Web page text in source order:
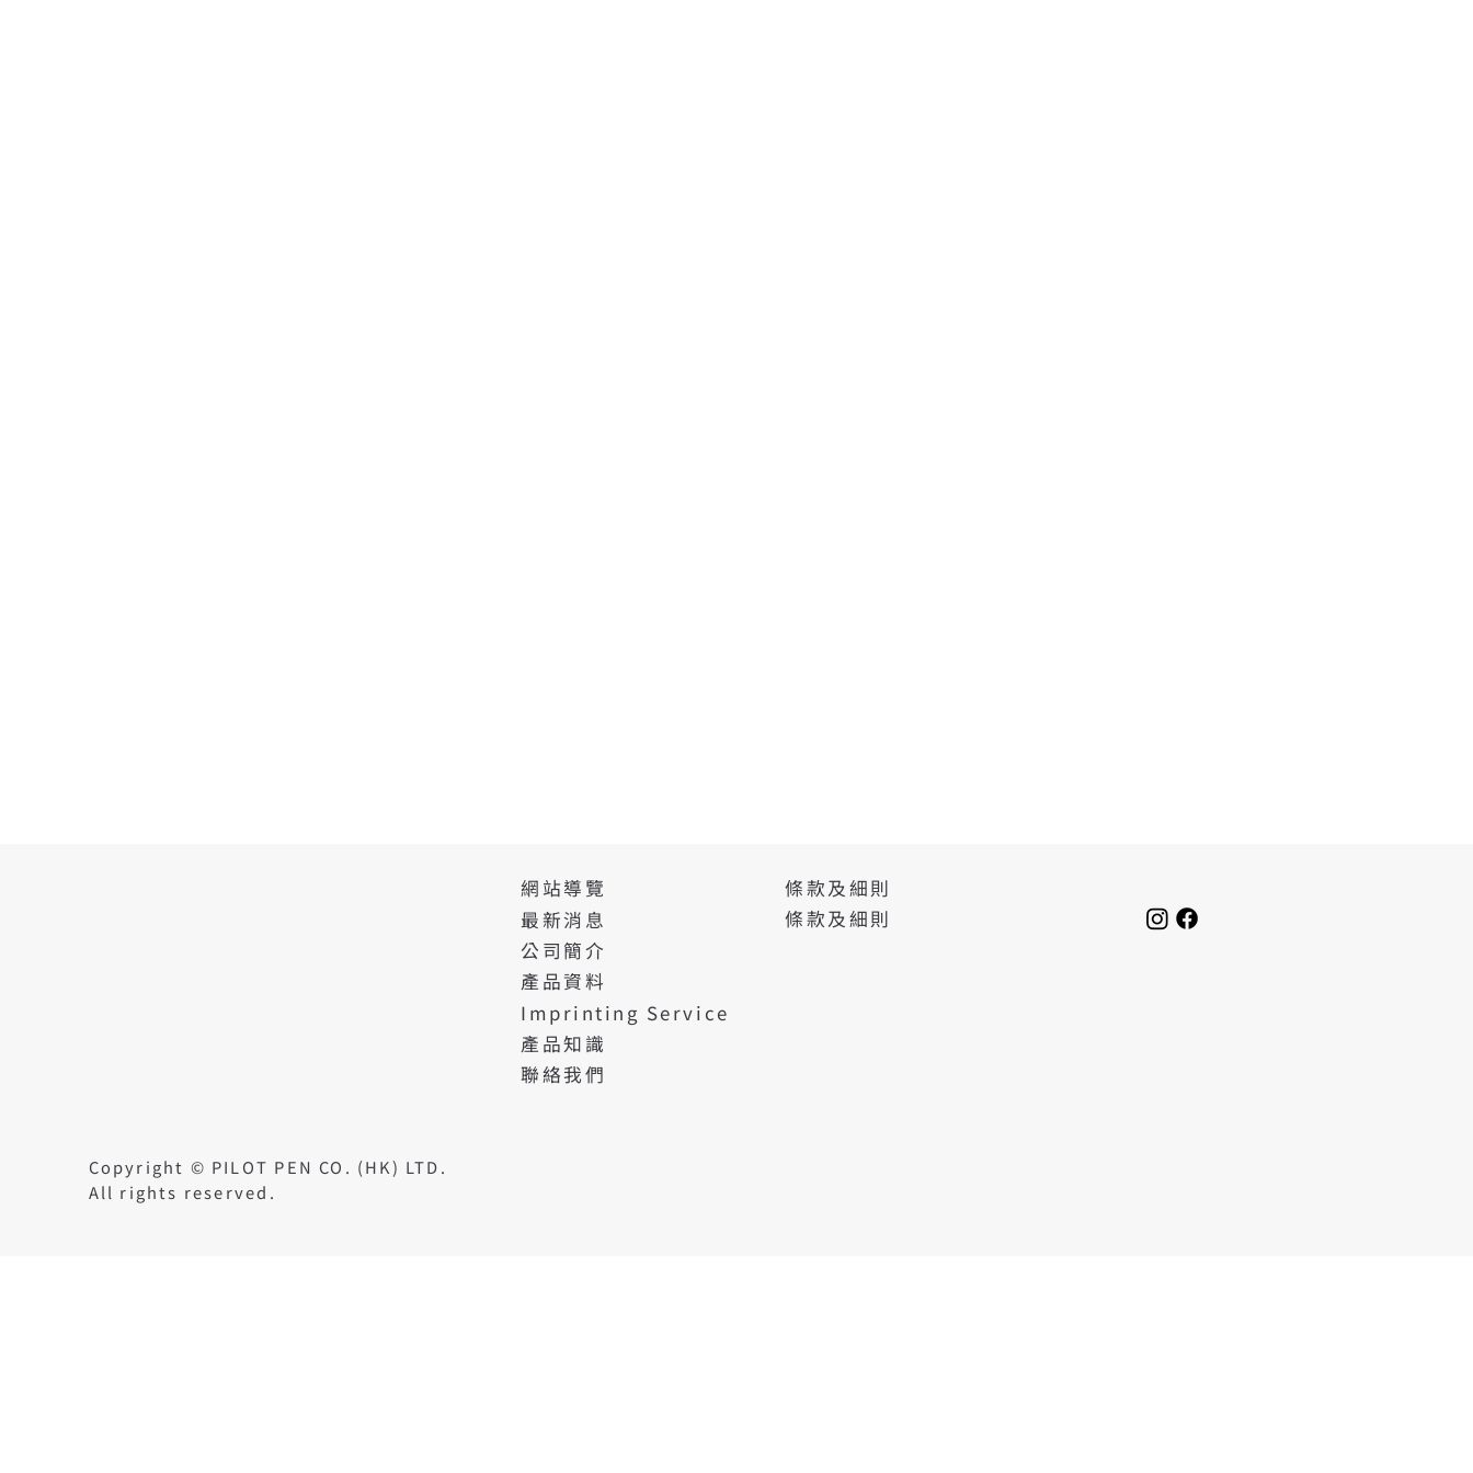
網站導覽
最新消息
公司簡介
產品資料
Imprinting Service
產品知識
聯絡我們
條款及細則
條款及細則
Copyright © PILOT PEN CO. (HK) LTD.
All rights reserved.